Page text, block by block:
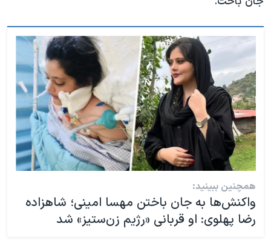
همچنین ببینید:
واکنش‌ها به جان باختن مهسا امینی؛ شاهزاده
رضا پهلوی: او قربانی «رژیم زن‌ستیز» شد